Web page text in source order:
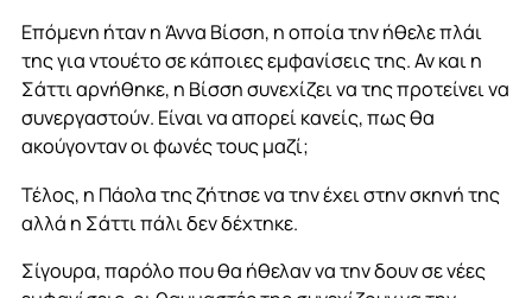
Επόμενη ήταν η Άννα Βίσση, η οποία την ήθελε πλάι
της για ντουέτο σε κάποιες εμφανίσεις της. Αν και η
Σάττι αρνήθηκε, η Βίσση συνεχίζει να της προτείνει να
συνεργαστούν. Είναι να απορεί κανείς, πως θα
ακούγονταν οι φωνές τους μαζί;
Τέλος, η Πάολα της ζήτησε να την έχει στην σκηνή της
αλλά η Σάττι πάλι δεν δέχτηκε.
Σίγουρα, παρόλο που θα ήθελαν να την δουν σε νέες